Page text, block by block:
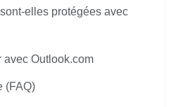
elles protégées avec
avec Outlook.com
(FAQ)